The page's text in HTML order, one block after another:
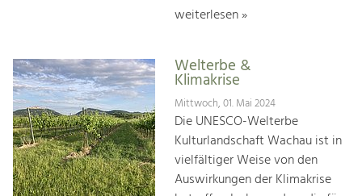
weiterlesen »
Welterbe &
Klimakrise
Mittwoch, 01. Mai 2024
Die UNESCO-Welterbe
Kulturlandschaft Wachau ist in
vielfältiger Weise von den
Auswirkungen der Klimakrise